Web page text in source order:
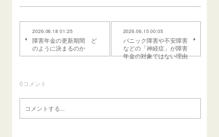
2026.06.18 01:25
障害年金の更新期間 ど
のように決まるのか
2026.06.15 00:05
パニック障害や不安障害
などの「神経症」が障害
年金の対象ではない理由
0コメント